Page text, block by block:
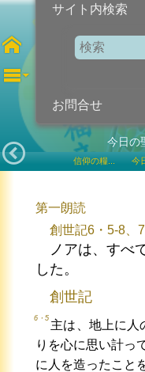
サイト内検索
お問合せ
聖チリ
聖メ
2023年2
今日の
信仰の糧... 今
第一朗読
創世記6・5-8、
ノアは、すべ
した。
創世記
6・5
主は、地上に人
りを心に思い計っ
に人を造ったこと